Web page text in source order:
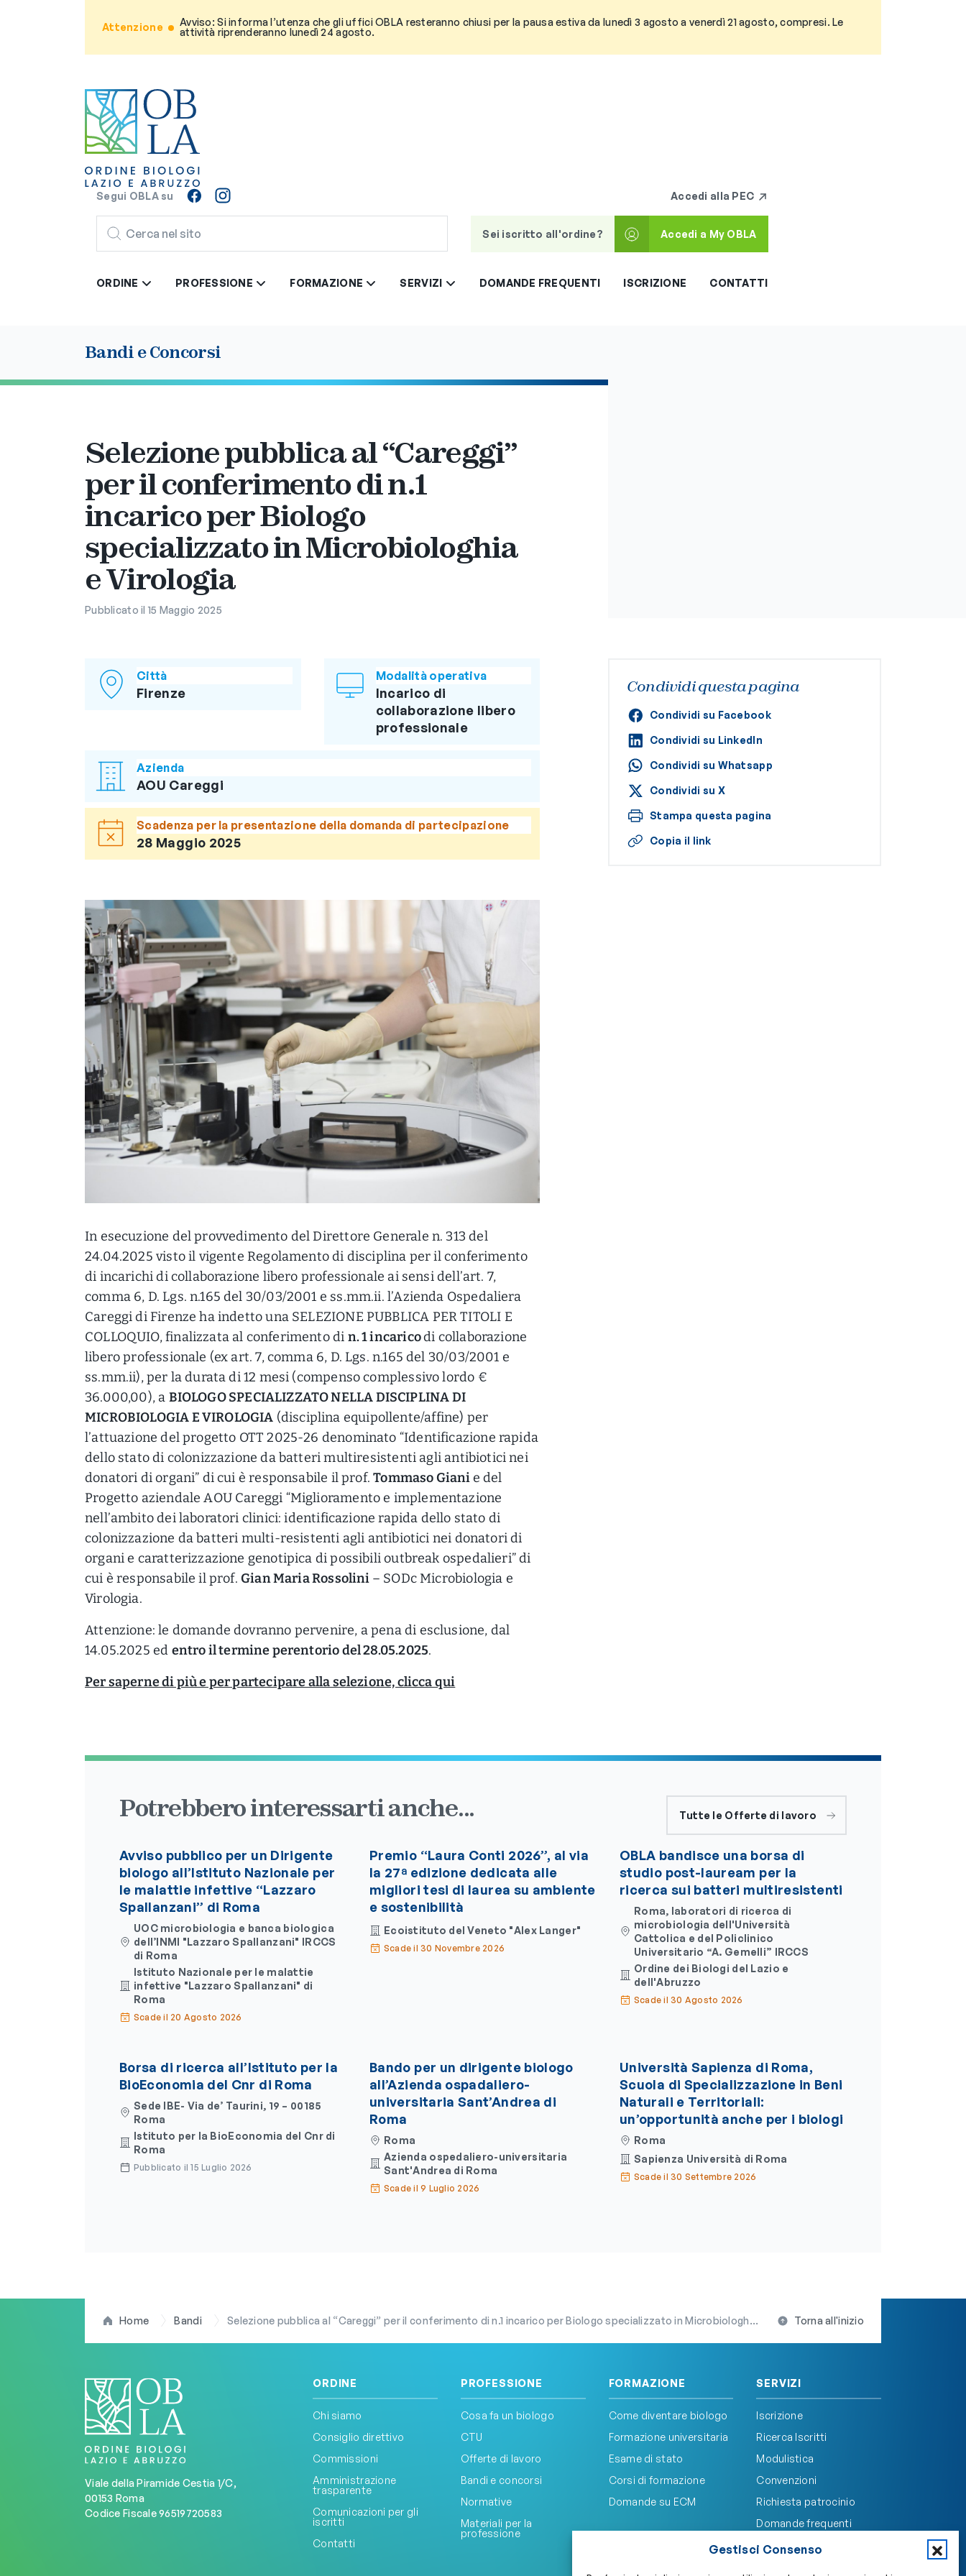
Gestisci Consenso
Attenzione
Avviso: Si informa l’utenza che gli uffici OBLA resteranno chiusi per la pausa estiva da lunedì 3 agosto a venerdì 21 agosto, compresi. Le
attività riprenderanno lunedì 24 agosto.
Segui OBLA su Accedi alla PEC
CERCA
Sei iscritto all'ordine?
Accedi a My OBLA
ORDINE PROFESSIONE FORMAZIONE SERVIZI DOMANDE FREQUENTI ISCRIZIONE CONTATTI
Bandi e Concorsi
Selezione pubblica al “Careggi”
per il conferimento di n.1
incarico per Biologo
specializzato in Microbiologhia
e Virologia
Pubblicato il 15 Maggio 2025
Città
Firenze
Modalità operativa
Incarico di
collaborazione libero
professionale
Azienda
AOU Careggi
Scadenza per la presentazione della domanda di partecipazione
28 Maggio 2025
In esecuzione del provvedimento del Direttore Generale n. 313 del
24.04.2025 visto il vigente Regolamento di disciplina per il conferimento
di incarichi di collaborazione libero professionale ai sensi dell’art. 7,
comma 6, D. Lgs. n.165 del 30/03/2001 e ss.mm.ii. l’Azienda Ospedaliera
Careggi di Firenze ha indetto una SELEZIONE PUBBLICA PER TITOLI E
COLLOQUIO, finalizzata al conferimento di n. 1 incaricodi collaborazione
libero professionale (ex art. 7, comma 6, D. Lgs. n.165 del 30/03/2001 e
ss.mm.ii), per la durata di 12 mesi (compenso complessivo lordo €
36.000,00), a BIOLOGO SPECIALIZZATO NELLA DISCIPLINA DI
MICROBIOLOGIA E VIROLOGIA (disciplina equipollente/affine) per
l’attuazione del progetto OTT 2025-26 denominato “Identificazione rapida
dello stato di colonizzazione da batteri multiresistenti agli antibiotici nei
donatori di organi” di cui è responsabile il prof.Tommaso Giani e del
Progetto aziendale AOU Careggi “Miglioramento e implementazione
nell’ambito dei laboratori clinici: identificazione rapida dello stato di
colonizzazione da batteri multi-resistenti agli antibiotici nei donatori di
organi e caratterizzazione genotipica di possibili outbreak ospedalieri” di
cui è responsabile il prof.Gian Maria Rossolini – SODc Microbiologia e
Virologia.
Attenzione: le domande dovranno pervenire, a pena di esclusione, dal
14.05.2025 ed entro il termine perentorio del 28.05.2025.
Per saperne di più e per partecipare alla selezione, clicca qui
Condividi questa pagina
Condividi su Facebook
Condividi su LinkedIn
Condividi su Whatsapp
Condividi su X
Stampa questa pagina
Copia il link
Potrebbero interessarti anche... Tutte le Offerte di lavoro
Avviso pubblico per un Dirigente
biologo all’Istituto Nazionale per
le malattie infettive “Lazzaro
Spallanzani” di Roma
UOC microbiologia e banca biologica
dell’INMI "Lazzaro Spallanzani" IRCCS
di Roma
Istituto Nazionale per le malattie
infettive "Lazzaro Spallanzani" di
Roma
Scade il 20 Agosto 2026
Premio “Laura Conti 2026”, al via
la 27ª edizione dedicata alle
migliori tesi di laurea su ambiente
e sostenibilità
Ecoistituto del Veneto "Alex Langer"
Scade il 30 Novembre 2026
OBLA bandisce una borsa di
studio post-lauream per la
ricerca sui batteri multiresistenti
Roma, laboratori di ricerca di
microbiologia dell'Università
Cattolica e del Policlinico
Universitario “A. Gemelli” IRCCS
Ordine dei Biologi del Lazio e
dell'Abruzzo
Scade il 30 Agosto 2026
Borsa di ricerca all’Istituto per la
BioEconomia del Cnr di Roma
Sede IBE- Via de’ Taurini, 19 – 00185
Roma
Istituto per la BioEconomia del Cnr di
Roma
Pubblicato il 15 Luglio 2026
Bando per un dirigente biologo
all’Azienda ospadaliero-
universitaria Sant’Andrea di
Roma
Roma
Azienda ospedaliero-universitaria
Sant'Andrea di Roma
Scade il 9 Luglio 2026
Università Sapienza di Roma,
Scuola di Specializzazione in Beni
Naturali e Territoriali:
un’opportunità anche per i biologi
Roma
Sapienza Università di Roma
Scade il 30 Settembre 2026
Home Bandi Selezione pubblica al “Careggi” per il conferimento di n.1 incarico per Biologo specializzato in Microbiologhia e Virologia Torna all'inizio
Viale della Piramide Cestia 1/C,
00153 Roma
Codice Fiscale 96519720583
ORDINE
Chi siamo
Consiglio direttivo
Commissioni
Amministrazione
trasparente
Comunicazioni per gli
iscritti
Contatti
PROFESSIONE
Cosa fa un biologo
CTU
Offerte di lavoro
Bandi e concorsi
Normative
Materiali per la
professione
FORMAZIONE
Come diventare biologo
Formazione universitaria
Esame di stato
Corsi di formazione
Domande su ECM
SERVIZI
Iscrizione
Ricerca Iscritti
Modulistica
Convenzioni
Richiesta patrocinio
Domande frequenti